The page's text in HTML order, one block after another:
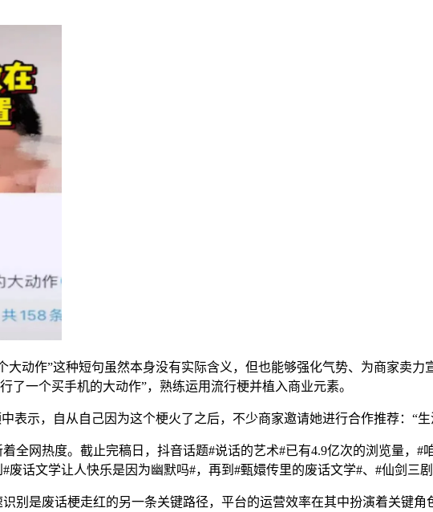
大动作”这种短句虽然本身没有实际含义，但也能够强化气势、为商家卖
了一个买手机的大动作”，熟练运用流行梗并植入商业元素。
表示，自从自己因为这个梗火了之后，不少商家邀请她进行合作推荐：“生
全网热度。截止完稿日，抖音话题#说话的艺术#已有4.9亿次的浏览量，
#废话文学让人快乐是因为幽默吗#，再到#甄嬛传里的废话文学#、#仙剑
别是废话梗走红的另一条关键路径，平台的运营效率在其中扮演着关键角